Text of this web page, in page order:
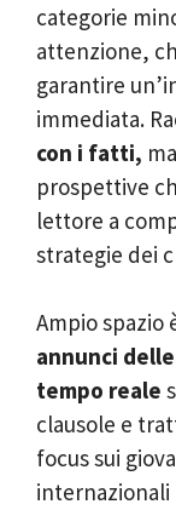
categorie
attenzione,
garantire
immediata.
con i fatti,
prospettive
lettore a
strategie dei
Ampio spazio
annunci
tempo reale
clausole e
focus sui